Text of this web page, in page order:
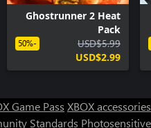
Ghostrunner 2 Heat
Pack
USD$5.99
USD$2.99
-50%
Game Pass XBOX accessories
Standards Photosensitive